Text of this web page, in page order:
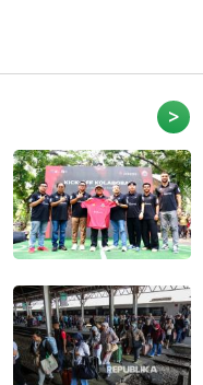
>